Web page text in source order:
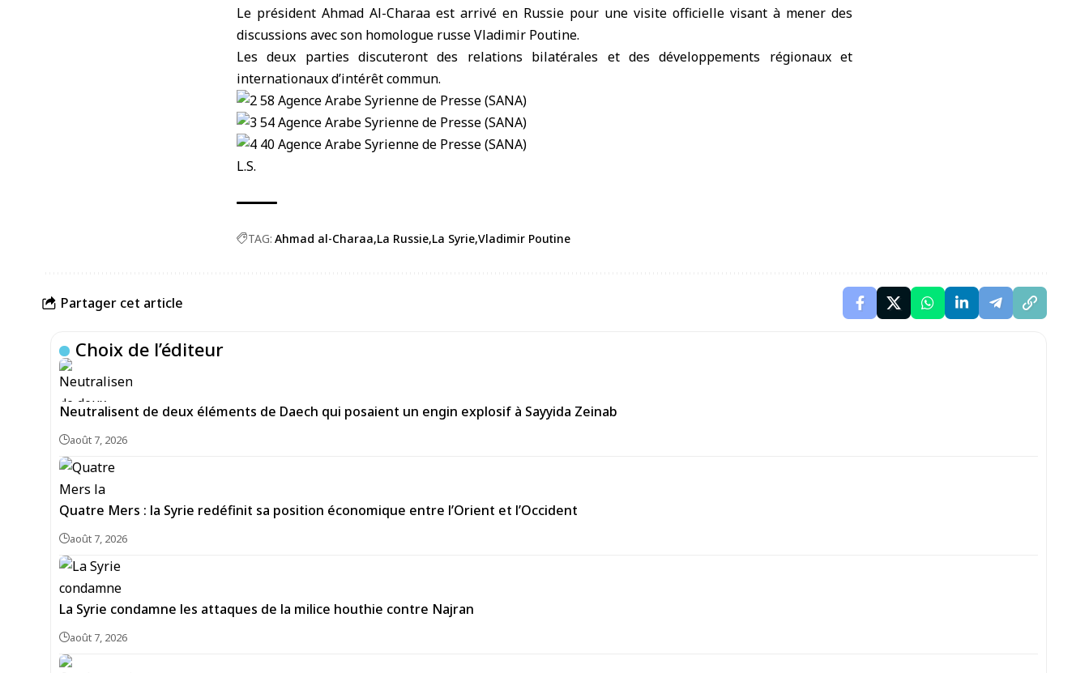
Le président Ahmad Al-Charaa est arrivé en Russie pour une visite officielle visant à mener des
discussions avec son homologue russeVladimir Poutine.
Les deux parties discuteront des relations bilatérales et des développements régionaux et
internationaux d’intérêt commun.
L.S.
TAG: Ahmad al-Charaa La Russie La Syrie Vladimir Poutine
Partager cet article
Choix de l’éditeur
Neutralisent de deux éléments de Daech qui posaient un engin explosif à Sayyida Zeinab
août 7, 2026
Quatre Mers : la Syrie redéfinit sa position économique entre l’Orient et l’Occident
août 7, 2026
La Syrie condamne les attaques de la milice houthie contre Najran
août 7, 2026